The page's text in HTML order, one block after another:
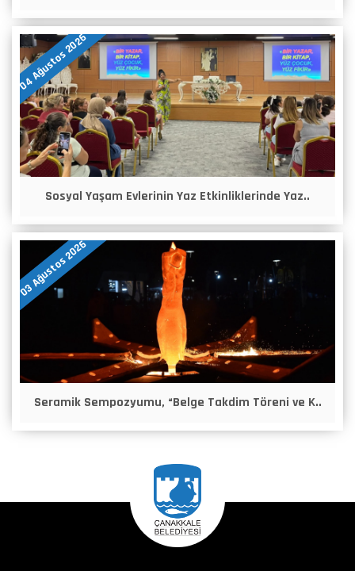
04 Ağustos 2026
Sosyal Yaşam Evlerinin Yaz Etkinliklerinde Yaz..
03 Ağustos 2026
Seramik Sempozyumu, “Belge Takdim Töreni ve K..